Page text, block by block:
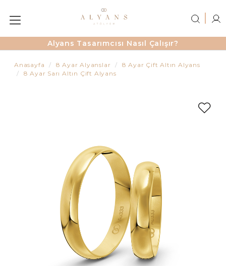
Alyans Tasarımcısı Nasıl Çalışır?
Anasayfa 8 Ayar Alyanslar
8 Ayar Çift Altın Alyans
8 Ayar Sarı Altın Çift Alyans